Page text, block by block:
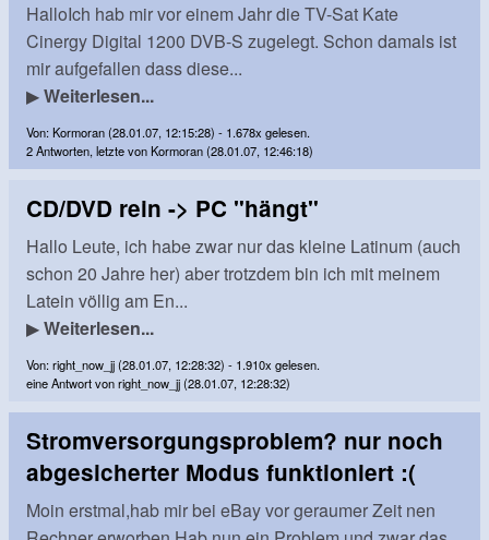
HalloIch hab mir vor einem Jahr die TV-Sat Kate
Cinergy Digital 1200 DVB-S zugelegt. Schon damals ist
mir aufgefallen dass diese...
▶Weiterlesen...
Von: Kormoran (28.01.07, 12:15:28) - 1.678x gelesen.
2 Antworten, letzte von Kormoran (28.01.07, 12:46:18)
CD/DVD rein -> PC "hängt"
Hallo Leute, ich habe zwar nur das kleine Latinum (auch
schon 20 Jahre her) aber trotzdem bin ich mit meinem
Latein völlig am En...
▶Weiterlesen...
Von: right_now_jj (28.01.07, 12:28:32) - 1.910x gelesen.
eine Antwort von right_now_jj (28.01.07, 12:28:32)
Stromversorgungsproblem? nur noch
abgesicherter Modus funktioniert :(
Moin erstmal,hab mir bei eBay vor geraumer Zeit nen